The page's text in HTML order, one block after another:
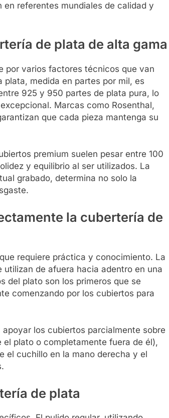
en referentes mundiales de calidad y
de plata de alta gama
por varios factores técnicos que van
medida en partes por mil, es
925 y 950 partes de plata pura, lo
Marcas como Rosenthal,
que cada pieza mantenga su
premium suelen pesar entre 100
y equilibrio al ser utilizados. La
grabado, determina no solo la
la cubertería de
requiere práctica y conocimiento. La
de afuera hacia adentro en una
del plato son los primeros que se
comenzando por los cubiertos para
los cubiertos parcialmente sobre
plato o completamente fuera de él),
el cuchillo en la mano derecha y el
de plata